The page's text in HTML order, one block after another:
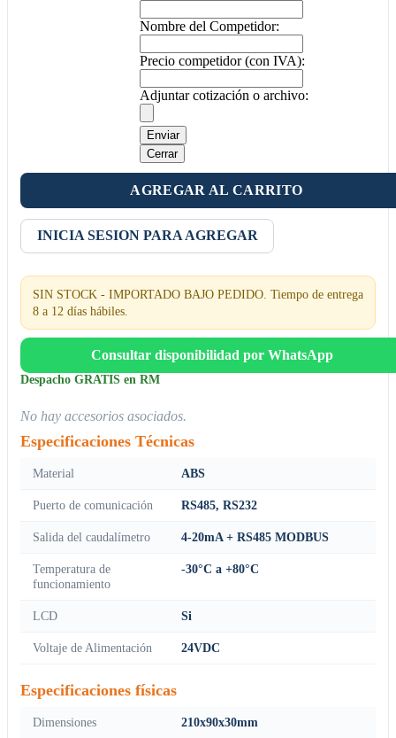
Nombre del Competidor:
Precio competidor (con IVA):
Adjuntar cotización o archivo:
Enviar
Cerrar
AGREGAR AL CARRITO
INICIA SESION PARA AGREGAR
SIN STOCK - IMPORTADO BAJO PEDIDO. Tiempo de entrega
8 a 12 días hábiles.
Consultar disponibilidad por WhatsApp
Despacho GRATIS en RM
No hay accesorios asociados.
Especificaciones Técnicas
Material ABS
Puerto de comunicación RS485, RS232
Salida del caudalímetro 4-20mA + RS485 MODBUS
Temperatura de
funcionamiento
-30°C a +80°C
LCD Si
Voltaje de Alimentación 24VDC
Especificaciones físicas
Dimensiones 210x90x30mm